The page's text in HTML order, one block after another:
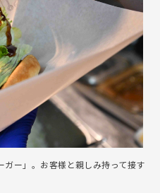
ー」。お客様と親しみ持って接す